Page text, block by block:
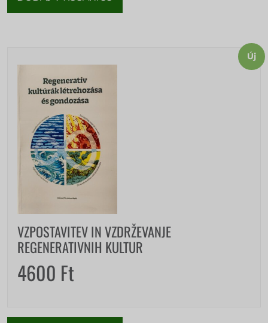
Új
VZPOSTAVITEV IN VZDRŽEVANJE
REGENERATIVNIH KULTUR
4600 Ft